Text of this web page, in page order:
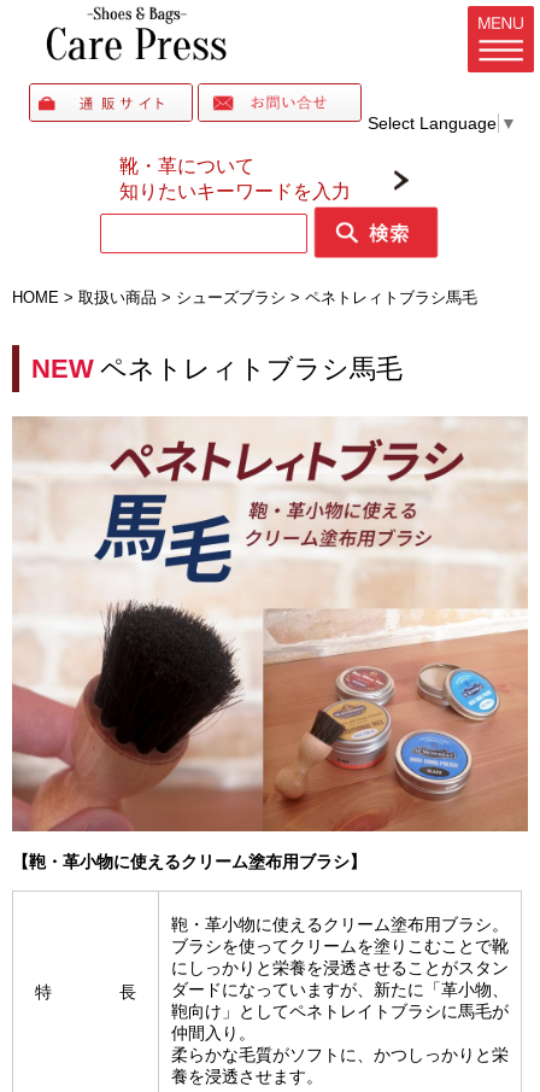
Select Language ▼
靴・革について
知りたいキーワードを入力
HOME > 取扱い商品 > シューズブラシ > ペネトレィトブラシ馬毛
NEW ペネトレィトブラシ馬毛
【鞄・革小物に使えるクリーム塗布用ブラシ】
特 長
鞄・革小物に使えるクリーム塗布用ブラシ。
ブラシを使ってクリームを塗りこむことで靴
にしっかりと栄養を浸透させることがスタン
ダードになっていますが、新たに「革小物、
鞄向け」としてペネトレイトブラシに馬毛が
仲間入り。
柔らかな毛質がソフトに、かつしっかりと栄
養を浸透させます。